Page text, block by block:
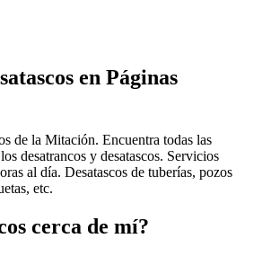
en Páginas
de la Mitación. Encuentra todas las
desatrancos y desatascos. Servicios
al día. Desatascos de tuberías, pozos
etc.
cerca de mí?